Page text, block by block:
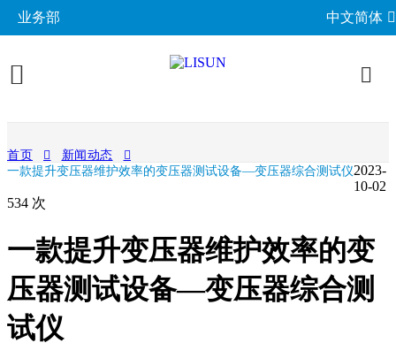
业务部 中文简体
照明与光度测试
积分球光谱辐射计系统
LED老化与热阻测试
光生物安全与蓝光危害
EMC电磁兼容
EMI电磁干扰测试系统
EMS电磁抗扰度测试仪
交流与直流测试电源
环境试验箱
高低温湿热试验箱
IP防水防尘测试设备
电气安规测试
阻燃与防火测试设备
机械力学与量规
行业应用
LM-79与LM-80测试方案
LED驱动测试方案
家用电器测试方案
GB 中国国家标准
IEC国际电工委员会
ISO国际标准化组织
成功案例
电子目录
首页
新闻动态
一款提升变压器维护效率的变压器测试设备—变压器综合测试仪2023-
10-02
534 次
一款提升变压器维护效率的变
压器测试设备—变压器综合测
试仪